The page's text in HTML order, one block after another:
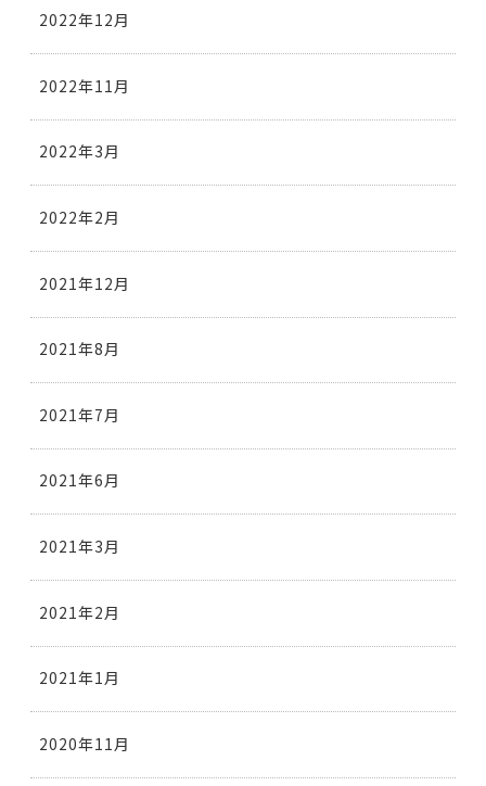
2022年12月
2022年11月
2022年3月
2022年2月
2021年12月
2021年8月
2021年7月
2021年6月
2021年3月
2021年2月
2021年1月
2020年11月